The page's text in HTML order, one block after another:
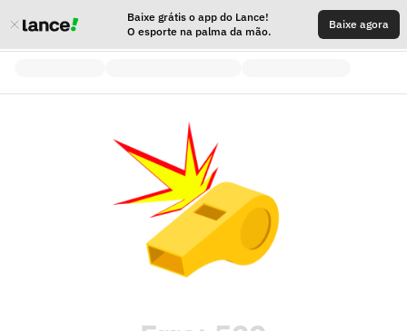
Baixe grátis o app do Lance!
O esporte na palma da mão.
Baixe agora